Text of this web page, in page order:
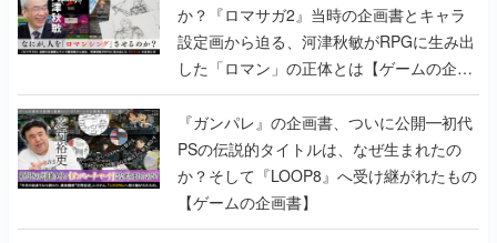
か？『ロマサガ2』当時の企画書とキャラ
設定画から迫る、河津秋敏がRPGに生み出
した「ロマン」の正体とは【ゲームの企画
書】
『ガンパレ』の企画書、ついに公開━初代
PSの伝説的タイトルは、なぜ生まれたの
か？そして『LOOP8』へ受け継がれたもの
【ゲームの企画書】